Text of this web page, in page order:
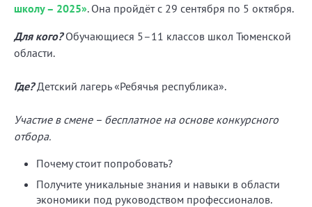
школу – 2025». Она пройдёт c 29 сентября по 5 октября.
Для кого?Обучающиеся 5–11 классов школ Тюменской
области.
Где?Детский лагерь «Ребячья республика».
Участие в смене – бесплатное на основе конкурсного
отбора.
Почему стоит попробовать?
Получите уникальные знания и навыки в области
экономики под руководством профессионалов.